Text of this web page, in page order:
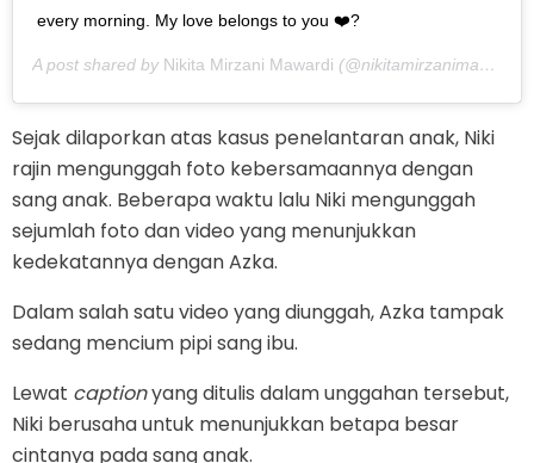
every morning. My love belongs to you ❤️?
A post shared by Nikita Mirzani Mawardi (@nikitamirzanimawardi_17) on
Sejak dilaporkan atas kasus penelantaran anak, Niki
rajin mengunggah foto kebersamaannya dengan
sang anak. Beberapa waktu lalu Niki mengunggah
sejumlah foto dan video yang menunjukkan
kedekatannya dengan Azka.
Dalam salah satu video yang diunggah, Azka tampak
sedang mencium pipi sang ibu.
Lewat captionyang ditulis dalam unggahan tersebut,
Niki berusaha untuk menunjukkan betapa besar
cintanya pada sang anak.